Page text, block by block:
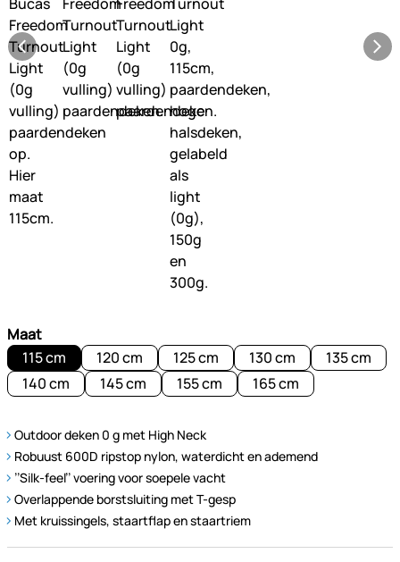
Maat
115 cm
120 cm 125 cm 130 cm
135 cm
140 cm
145 cm 155 cm 165 cm
Outdoor deken 0 g met High Neck
Robuust 600D ripstop nylon, waterdicht en ademend
’’Silk-feel’’ voering voor soepele vacht
Overlappende borstsluiting met T-gesp
Met kruissingels, staartflap en staartriem